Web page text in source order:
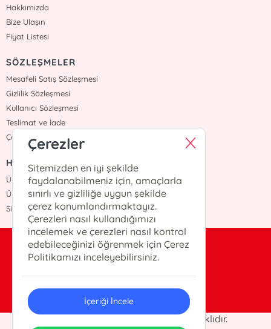
Hakkımızda
Bize Ulaşın
Fiyat Listesi
SÖZLEŞMELER
Mesafeli Satış Sözleşmesi
Gizlilik Sözleşmesi
Kullanıcı Sözleşmesi
Teslimat ve İade
Çerez Politikasi
HIZLI ERİŞİM
Üye Ol
Üye Giriş
Sipariş Takip
bilgi@otekiyayinevi.com
0(216)-405-25-22
© 2026 Öteki Yayınevi. Her hakkı saklıdır.
Çerezler
Sitemizden en iyi şekilde
faydalanabilmeniz için, amaçlarla
sınırlı ve gizliliğe uygun şekilde
çerez konumlandırmaktayız.
Çerezleri nasıl kullandığımızı
incelemek ve çerezleri nasıl kontrol
edebileceğinizi öğrenmek için Çerez
Politikamızı inceleyebilirsiniz.
İçeriği İncele